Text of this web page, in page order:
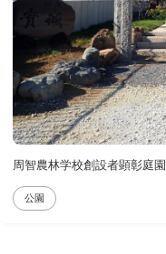
周智農林学校創設者顕彰庭園
公園